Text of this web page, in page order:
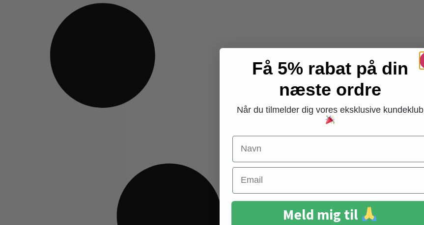
Få 5% rabat på din
næste ordre
Når du tilmelder dig vores eksklusive kundeklub
Navn
Email
Meld mig til